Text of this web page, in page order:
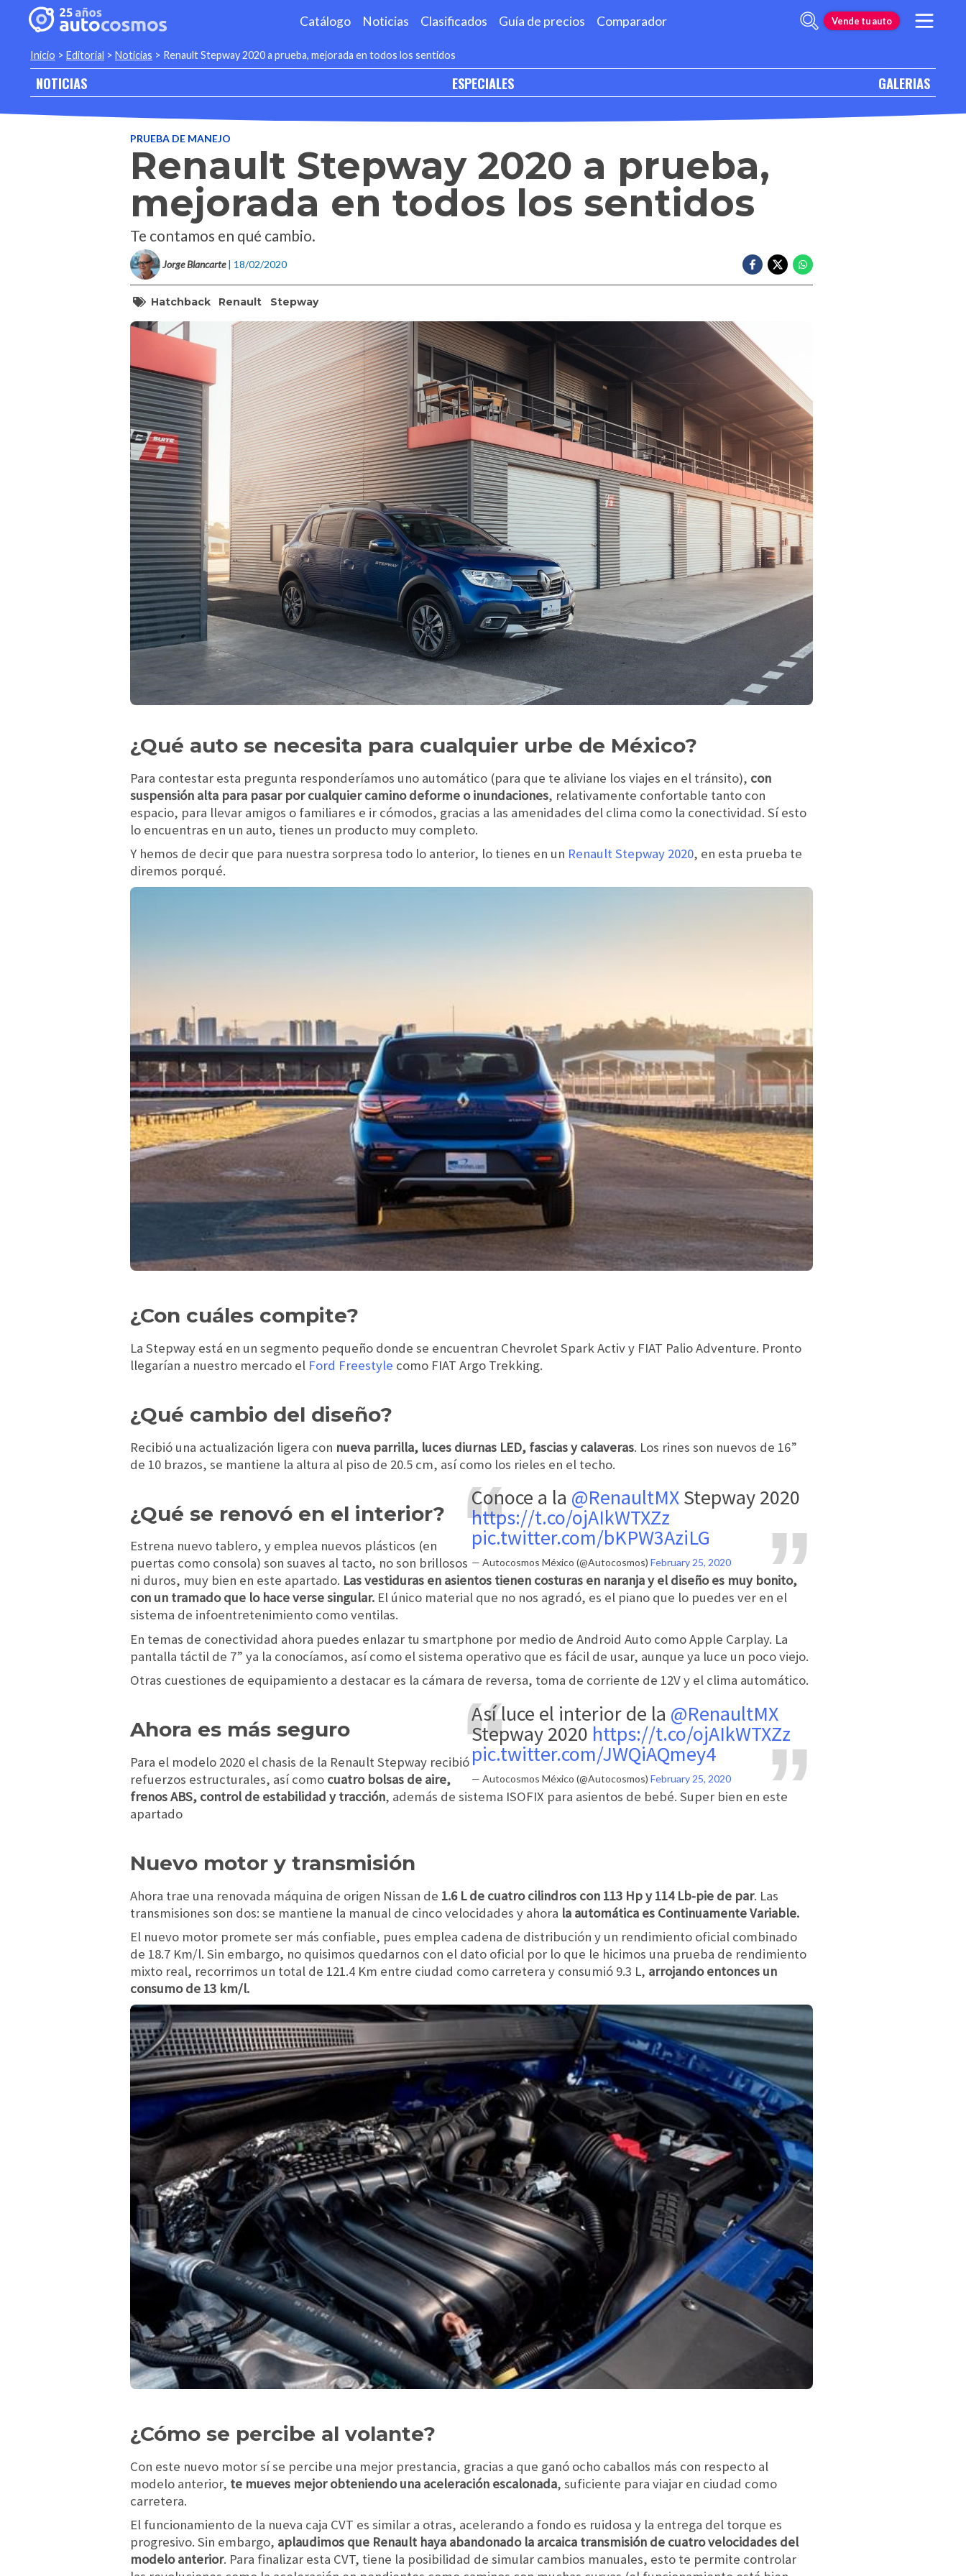
Catálogo Noticias Clasificados Guía de precios Comparador Vende tu auto
Inicio > Editorial > Noticias > Renault Stepway 2020 a prueba, mejorada en todos los sentidos
NOTICIAS ESPECIALES GALERIAS
PRUEBA DE MANEJO
Renault Stepway 2020 a prueba,
mejorada en todos los sentidos
Te contamos en qué cambio.
Jorge Blancarte | 18/02/2020
Hatchback Renault Stepway
¿Qué auto se necesita para cualquier urbe de México?
Para contestar esta pregunta responderíamos uno automático (para que te aliviane los viajes en el tránsito), con
suspensión alta para pasar por cualquier camino deforme o inundaciones, relativamente confortable tanto con
espacio, para llevar amigos o familiares e ir cómodos, gracias a las amenidades del clima como la conectividad. Sí esto
lo encuentras en un auto, tienes un producto muy completo.
Y hemos de decir que para nuestra sorpresa todo lo anterior, lo tienes en un Renault Stepway 2020, en esta prueba te
diremos porqué.
¿Con cuáles compite?
La Stepway está en un segmento pequeño donde se encuentran Chevrolet Spark Activ y FIAT Palio Adventure. Pronto
llegarían a nuestro mercado el Ford Freestyle como FIAT Argo Trekking.
¿Qué cambio del diseño?
Recibió una actualización ligera con nueva parrilla, luces diurnas LED, fascias y calaveras. Los rines son nuevos de 16”
de 10 brazos, se mantiene la altura al piso de 20.5 cm, así como los rieles en el techo.
Conoce a la @RenaultMXStepway 2020
https://t.co/ojAIkWTXZz
pic.twitter.com/bKPW3AziLG
— Autocosmos México (@Autocosmos) February 25, 2020
¿Qué se renovó en el interior?
Estrena nuevo tablero, y emplea nuevos plásticos (en
puertas como consola) son suaves al tacto, no son brillosos
ni duros, muy bien en este apartado. Las vestiduras en asientos tienen costuras en naranja y el diseño es muy bonito,
con un tramado que lo hace verse singular. El único material que no nos agradó, es el piano que lo puedes ver en el
sistema de infoentretenimiento como ventilas.
En temas de conectividad ahora puedes enlazar tu smartphone por medio de Android Auto como Apple Carplay. La
pantalla táctil de 7” ya la conocíamos, así como el sistema operativo que es fácil de usar, aunque ya luce un poco viejo.
Otras cuestiones de equipamiento a destacar es la cámara de reversa, toma de corriente de 12V y el clima automático.
Así luce el interior de la @RenaultMX
Stepway 2020 https://t.co/ojAIkWTXZz
pic.twitter.com/JWQiAQmey4
— Autocosmos México (@Autocosmos) February 25, 2020
Ahora es más seguro
Para el modelo 2020 el chasis de la Renault Stepway recibió
refuerzos estructurales, así como cuatro bolsas de aire,
frenos ABS, control de estabilidad y tracción, además de sistema ISOFIX para asientos de bebé. Super bien en este
apartado
Nuevo motor y transmisión
Ahora trae una renovada máquina de origen Nissan de 1.6 L de cuatro cilindros con 113 Hp y 114 Lb-pie de par. Las
transmisiones son dos: se mantiene la manual de cinco velocidades y ahora la automática es Continuamente Variable.
El nuevo motor promete ser más confiable, pues emplea cadena de distribución y un rendimiento oficial combinado
de 18.7 Km/l. Sin embargo, no quisimos quedarnos con el dato oficial por lo que le hicimos una prueba de rendimiento
mixto real, recorrimos un total de 121.4 Km entre ciudad como carretera y consumió 9.3 L, arrojando entonces un
consumo de 13 km/l.
¿Cómo se percibe al volante?
Con este nuevo motor sí se percibe una mejor prestancia, gracias a que ganó ocho caballos más con respecto al
modelo anterior, te mueves mejor obteniendo una aceleración escalonada, suficiente para viajar en ciudad como
carretera.
El funcionamiento de la nueva caja CVT es similar a otras, acelerando a fondo es ruidosa y la entrega del torque es
progresivo. Sin embargo, aplaudimos que Renault haya abandonado la arcaica transmisión de cuatro velocidades del
modelo anterior. Para finalizar esta CVT, tiene la posibilidad de simular cambios manuales, esto te permite controlar